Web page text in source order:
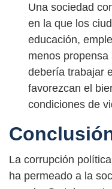
Una sociedad
en la que los
educación,
menos
debería trabajar
favorezcan el
condiciones de
La corrupción
ha permeado a la